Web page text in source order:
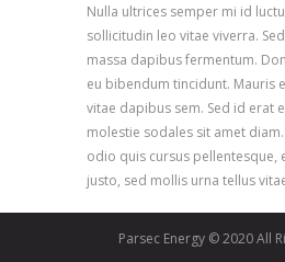
Nulla ultrices semper mi id
sollicitudin leo vitae viverra.
massa dapibus fermentum.
eu bibendum tincidunt. Mauris
vitae dapibus sem. Sed id erat
molestie sodales sit amet
odio quis cursus pellentesque,
justo, sed mollis urna tellus
Parsec Energy © 2020 All